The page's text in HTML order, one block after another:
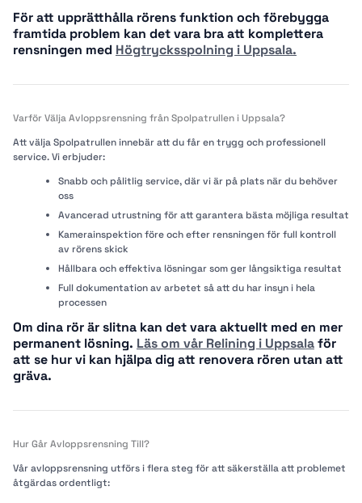
För att upprätthålla rörens funktion och förebygga
framtida problem kan det vara bra att komplettera
rensningen med Högtrycksspolning i Uppsala.
Varför Välja Avloppsrensning från Spolpatrullen i Uppsala?
Att välja Spolpatrullen innebär att du får en trygg och professionell
service. Vi erbjuder:
Snabb och pålitlig service, där vi är på plats när du behöver
oss
Avancerad utrustning för att garantera bästa möjliga resultat
Kamerainspektion före och efter rensningen för full kontroll
av rörens skick
Hållbara och effektiva lösningar som ger långsiktiga resultat
Full dokumentation av arbetet så att du har insyn i hela
processen
Om dina rör är slitna kan det vara aktuellt med en mer
permanent lösning. Läs om vår Relining i Uppsalaför
att se hur vi kan hjälpa dig att renovera rören utan att
gräva.
Hur Går Avloppsrensning Till?
Vår avloppsrensning utförs i flera steg för att säkerställa att problemet
åtgärdas ordentligt: